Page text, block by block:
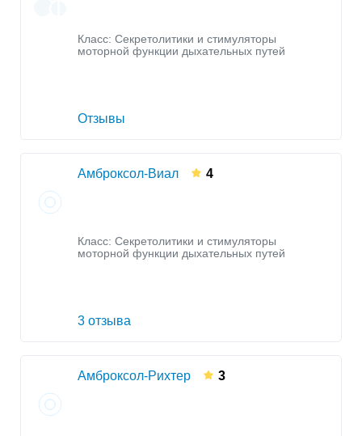
Класс: Секретолитики и стимуляторы
моторной функции дыхательных путей
Отзывы
Амброксол-Виал 4
Класс: Секретолитики и стимуляторы
моторной функции дыхательных путей
3 отзыва
Амброксол-Рихтер 3